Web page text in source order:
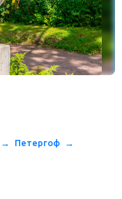
Петергоф